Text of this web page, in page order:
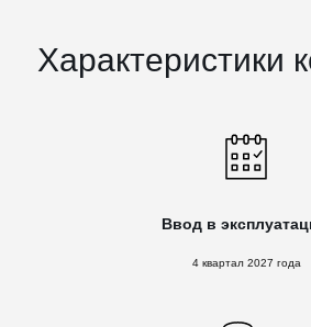
Характеристики
Ввод в
4 квартал 2027 года